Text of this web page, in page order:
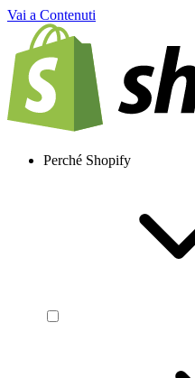
Vai a Contenuti
Perché Shopify